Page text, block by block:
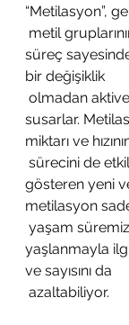
“Metilasyon”,
süreç
bir değişiklik
susarlar.
miktarı ve
gösteren yeni
metilasyon
yaşlanmayla
ve sayısını da
azaltabiliyor.